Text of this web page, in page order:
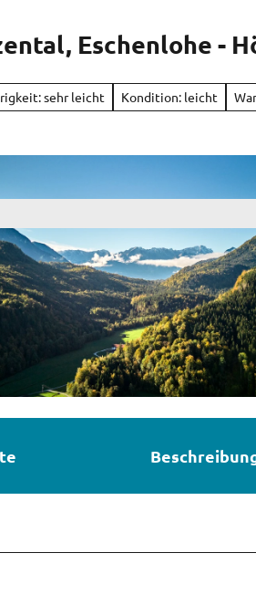
Eschenlohe -
sehr leicht Kondition: leicht